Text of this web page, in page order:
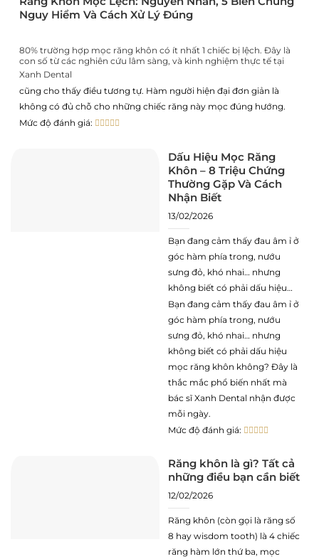
quang của bạn trước.”
Nguy Hiểm Và Cách Xử Lý Đúng
80% trường hợp mọc răng khôn có ít nhất 1 chiếc bị lệch. Đây là
con số từ các nghiên cứu lâm sàng, và kinh nghiệm thực tế tại
Xanh Dental
cũng cho thấy điều tương tự. Hàm người hiện đại đơn giản là
không có đủ chỗ cho những chiếc răng này mọc đúng hướng.
Mức độ đánh giá:
Dấu Hiệu Mọc Răng
Khôn – 8 Triệu Chứng
Thường Gặp Và Cách
Nhận Biết
13/02/2026
Bạn đang cảm thấy đau âm ỉ ở
góc hàm phía trong, nướu
sưng đỏ, khó nhai… nhưng
không biết có phải dấu hiệu
mọc răng khôn không? Đây là
thắc mắc phổ biến nhất mà
bác sĩ Xanh Dental nhận được
mỗi ngày. Trong bài này,
ThS.BS Nguyễn Anh
Bạn đang cảm thấy đau âm ỉ ở
góc hàm phía trong, nướu
sưng đỏ, khó nhai… nhưng
không biết có phải dấu hiệu
mọc răng khôn không? Đây là
thắc mắc phổ biến nhất mà
bác sĩ Xanh Dental nhận được
mỗi ngày.
Mức độ đánh giá:
Răng khôn là gì? Tất cả
những điều bạn cần biết
12/02/2026
Răng khôn (còn gọi là răng số
8 hay wisdom tooth) là 4 chiếc
răng hàm lớn thứ ba, mọc